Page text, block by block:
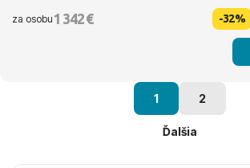
za osobu 1 342 € -32%
1 2
Ďalšia